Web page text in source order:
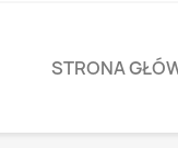
STRONA